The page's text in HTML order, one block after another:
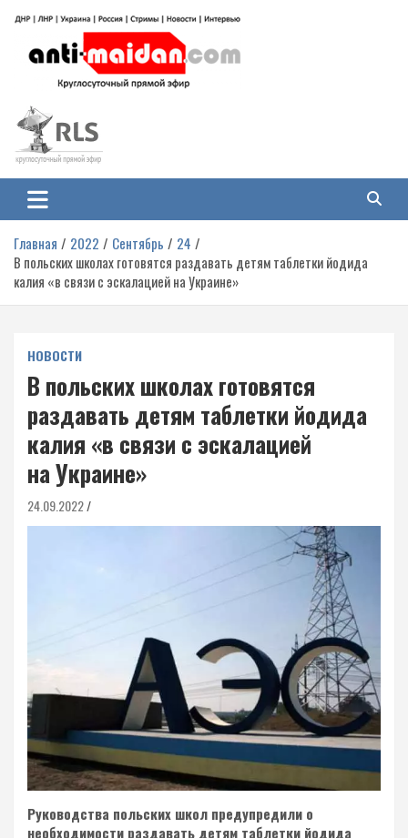
содержимому
Антимайдан: Гражданская война
на Украине
гражданской войне на Украине, включая события в Новороссии, ДНР,
ЛНР и других регионах.
Главная 2022 Сентябрь
24
В польских школах готовятся раздавать детям таблетки йодида
калия «в связи с эскалацией на Украине»
НОВОСТИ
В польских школах готовятся
раздавать детям таблетки йодида
калия «в связи с эскалацией
на Украине»
24.09.2022
Руководства польских школ предупредили о
необходимости раздавать детям таблетки йодида